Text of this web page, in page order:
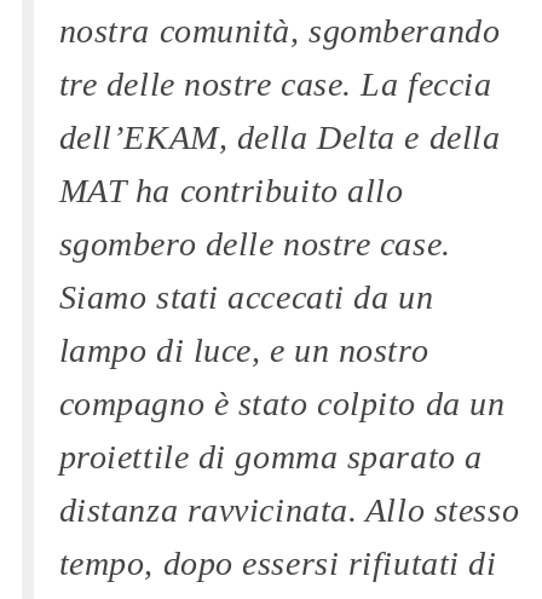
nostra comunità, sgomberando
tre delle nostre case. La feccia
dell’EKAM, della Delta e della
MAT ha contribuito allo
sgombero delle nostre case.
Siamo stati accecati da un
lampo di luce, e un nostro
compagno è stato colpito da un
proiettile di gomma sparato a
distanza ravvicinata. Allo stesso
tempo, dopo essersi rifiutati di